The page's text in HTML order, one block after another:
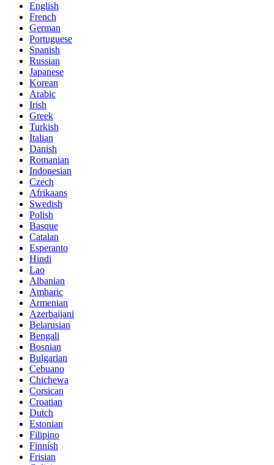
English
French
German
Portuguese
Spanish
Russian
Japanese
Korean
Arabic
Irish
Greek
Turkish
Italian
Danish
Romanian
Indonesian
Czech
Afrikaans
Swedish
Polish
Basque
Catalan
Esperanto
Hindi
Lao
Albanian
Amharic
Armenian
Azerbaijani
Belarusian
Bengali
Bosnian
Bulgarian
Cebuano
Chichewa
Corsican
Croatian
Dutch
Estonian
Filipino
Finnish
Frisian